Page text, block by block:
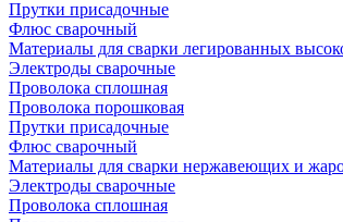
Прутки присадочные
Флюс сварочный
Материалы для сварки легированных
Электроды сварочные
Проволока сплошная
Проволока порошковая
Прутки присадочные
Флюс сварочный
Материалы для сварки нержавеющих и
Электроды сварочные
Проволока сплошная